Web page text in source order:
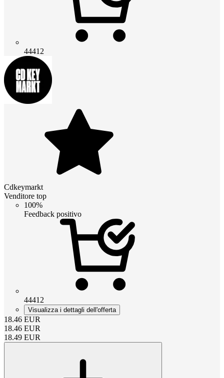
44412
Cdkeymarkt
Venditore top
100%
Feedback positivo
44412
Visualizza i dettagli dell'offerta
18.46 EUR
18.46 EUR
18.49 EUR